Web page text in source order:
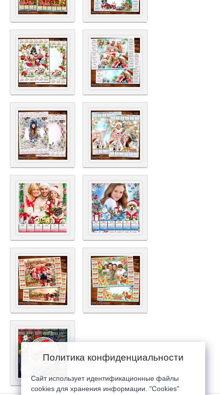
Политика конфиденциальности
Сайт использует идентификационные файлы
cookies для хранения информации. "Cookies"